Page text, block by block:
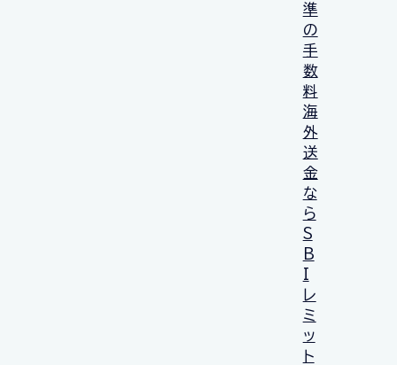
準
の
手
数
料
海
外
送
金
な
ら
S
B
I
レ
ミ
ッ
ト